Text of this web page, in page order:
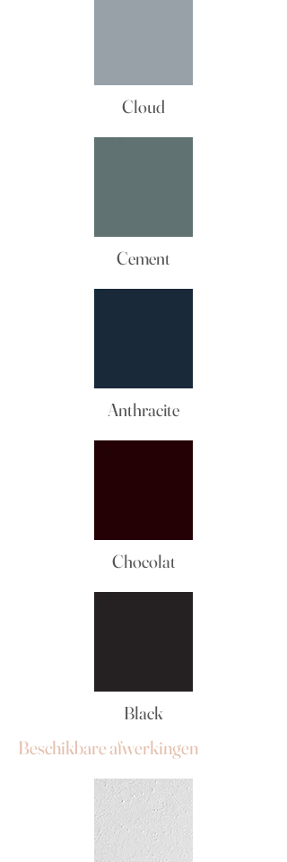
Cloud
Cement
Anthracite
Chocolat
Black
Beschikbare afwerkingen